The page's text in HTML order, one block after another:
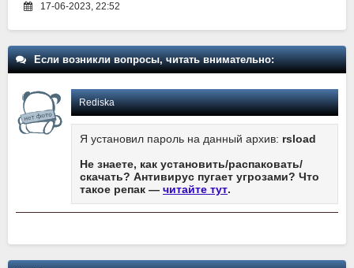
17-06-2023, 22:52
Если возникли вопросы, читать внимательно:
Rediska
Я установил пароль на данный архив: rsload
Не знаете, как установить/распаковать/
скачать? Антивирус пугает угрозами? Что
такое репак — читайте тут.